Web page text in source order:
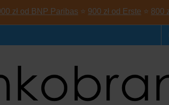
zł od BNP Paribas ⭐ 900 zł od Erste ⭐ 800